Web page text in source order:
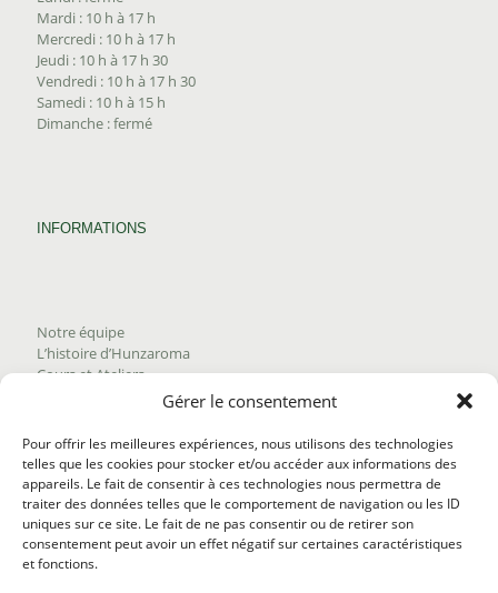
Gérer le consentement
Pour offrir les meilleures expériences, nous utilisons des technologies
telles que les cookies pour stocker et/ou accéder aux informations des
appareils. Le fait de consentir à ces technologies nous permettra de
traiter des données telles que le comportement de navigation ou les ID
uniques sur ce site. Le fait de ne pas consentir ou de retirer son
consentement peut avoir un effet négatif sur certaines caractéristiques
et fonctions.
Mardi : 10 h à 17 h
Mercredi : 10 h à 17 h
Jeudi : 10 h à 17 h 30
Vendredi : 10 h à 17 h 30
Samedi : 10 h à 15 h
Dimanche : fermé
INFORMATIONS
Notre équipe
L’histoire d’Hunzaroma
Cours et Ateliers
Trouver nos produits
Politique de frais d'envoi
Termes et conditions
Politique de remboursement